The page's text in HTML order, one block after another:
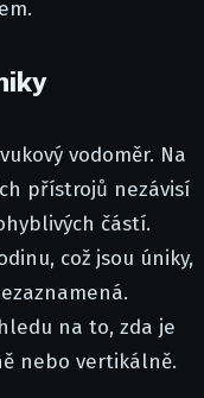
vodoměr. Na
přístrojů nezávisí
částí.
což jsou úniky,
na to, zda je
nebo vertikálně.